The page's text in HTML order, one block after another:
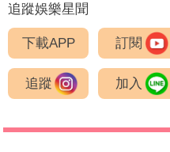
追蹤娛樂星聞
下載APP 訂閱
追蹤 加入